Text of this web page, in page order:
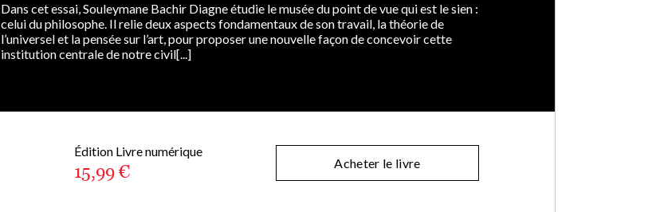
Dans cet essai, Souleymane Bachir Diagne étudie le musée du point de vue qui est le sien :
celui du philosophe. Il relie deux aspects fondamentaux de son travail, la théorie de
l’universel et la pensée sur l’art, pour proposer une nouvelle façon de concevoir cette
institution centrale de notre civil[...]
Édition Livre numérique
15,99 € Acheter le livre